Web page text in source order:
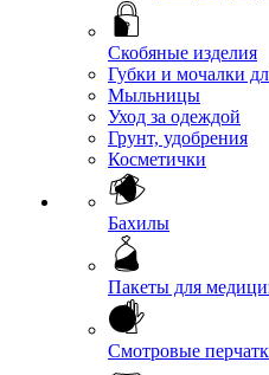
Скобяные изделия
Губки и мочалки
Мыльницы
Уход за одеждой
Грунт, удобрения
Косметички
Бахилы
Пакеты для
Смотровые